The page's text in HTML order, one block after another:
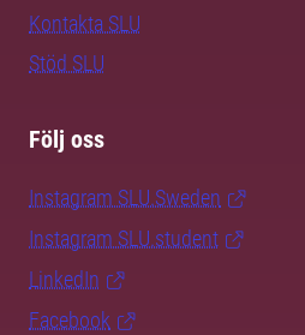
Kontakta SLU
Stöd SLU
Följ oss
Instagram SLU.Sweden
Instagram SLU.student
LinkedIn
Facebook